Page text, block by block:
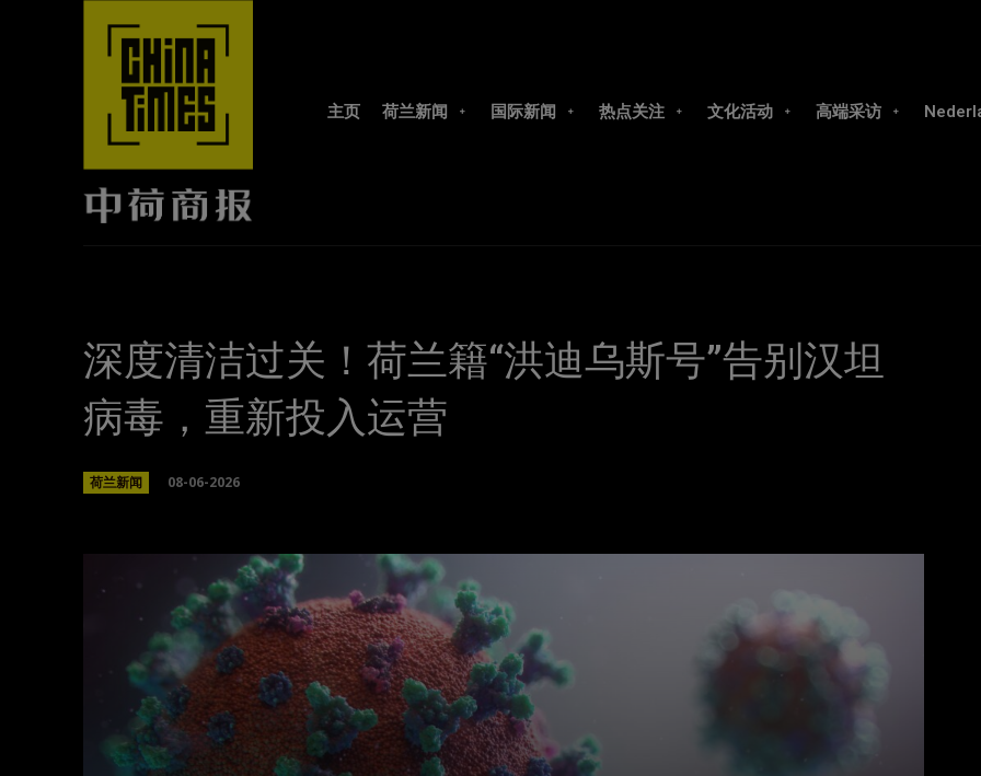
主页 荷兰新闻 国际新闻 热点关注 文化活动 高端采访
深度清洁过关！荷兰籍“洪迪乌斯号”告别汉坦
病毒，重新投入运营
荷兰新闻 08-06-2026